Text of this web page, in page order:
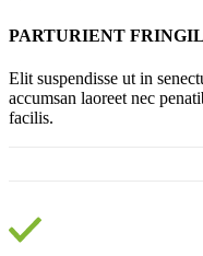
PARTURIENT
Elit suspendisse ut in
accumsan laoreet nec
facilis.